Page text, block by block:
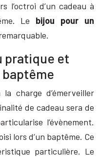
l’octroi d’un cadeau à
Le bijou pour un
pratique et
charge d’émerveiller
de cadeau sera de
l’évènement.
lors d’un baptême. Ce
particulière. Le